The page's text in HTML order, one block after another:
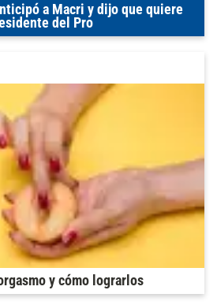
a Macri y dijo que quiere
del Pro
y cómo lograrlos